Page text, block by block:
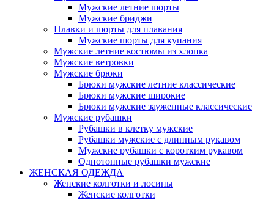
Мужские летние шорты
Мужские бриджи
Плавки и шорты для плавания
Мужские шорты для купания
Мужские летние костюмы из хлопка
Мужские ветровки
Мужские брюки
Брюки мужские летние классические
Брюки мужские широкие
Брюки мужские зауженные классические
Мужские рубашки
Рубашки в клетку мужские
Рубашки мужские с длинным рукавом
Мужские рубашки с коротким рукавом
Однотонные рубашки мужские
ЖЕНСКАЯ ОДЕЖДА
Женские колготки и лосины
Женские колготки